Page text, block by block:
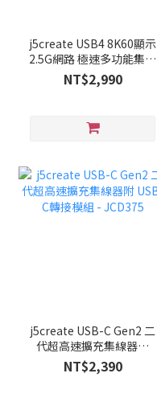
j5create USB4 8K60顯示
2.5G網路 極速多功能集線
器 Dock / 相容
Thunderbolt 4 – JCD403
NT$2,990
j5create USB-C Gen2 二
代超高速擴充集線器附
USB-C轉接模組 - JCD375
NT$2,390